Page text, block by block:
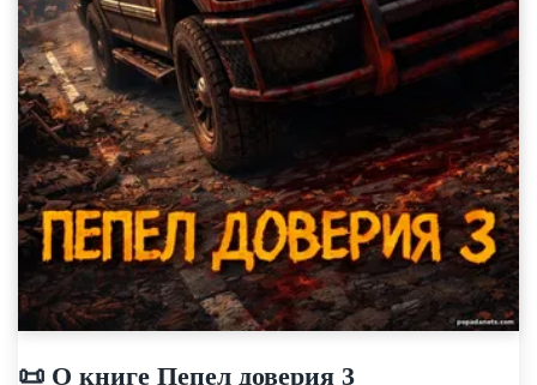
📜 О книге Пепел доверия 3